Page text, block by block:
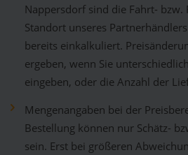
Nappersdorf sind die Fahrt- bzw.
Standort unseres
bereits einkalkuliert.
ergeben, wenn Sie
eingeben, oder die Anzahl der
Mengenangaben bei der
Bestellung können nur Schätz-
sein. Erst bei größeren